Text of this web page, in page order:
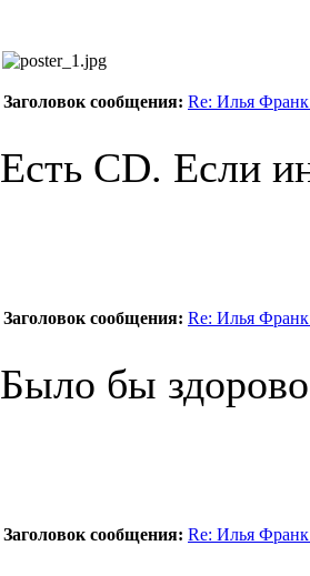
Заголовок сообщения: Re: Илья
Есть CD. Если
Заголовок сообщения: Re: Илья
Было бы
Заголовок сообщения: Re: Илья